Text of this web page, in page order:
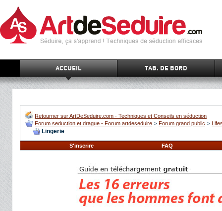
ACCUEIL TAB. DE BORD
Retourner sur ArtDeSeduire.com - Techniques et Conseils en séduction
Forum seduction et drague - Forum artdeseduire > Forum grand public >
Lingerie
S'inscrire FAQ